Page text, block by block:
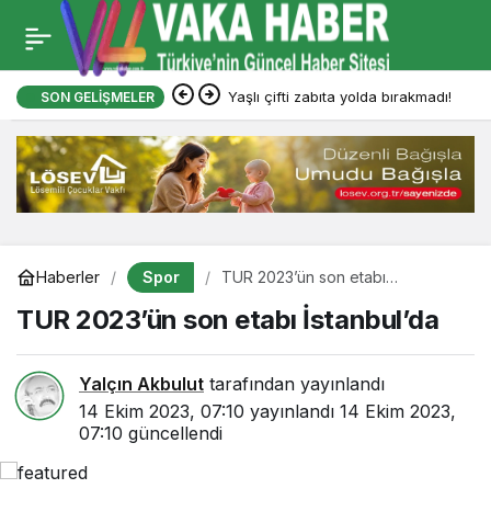
SON GELIŞMELER Yaşlı çifti zabıta yolda bırakmadı!
Haberler Spor
TUR 2023’ün son etabı
TUR 2023’ün son etabı İstanbul’da
Yalçın Akbulut tarafından yayınlandı
14 Ekim 2023, 07:10 yayınlandı 14 Ekim 2023,
07:10 güncellendi